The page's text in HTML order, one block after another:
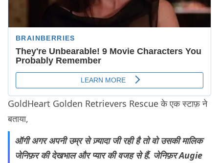
GoldHeart Golden Retrievers Rescue के एक स्टाफ़ ने
बताया,
ऑगी अगर अपनी उम्र से ज़्यादा जी रही है तो वो उसकी मालिक
जेनिफ़र की देखभाल और प्यार की वजह से हैं. जेनिफ़र Augie